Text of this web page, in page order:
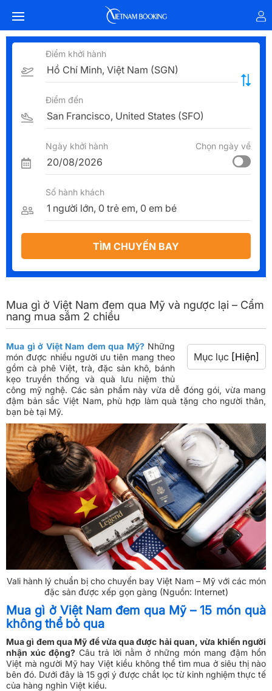
Điểm khởi hành
Điểm đến
Ngày khởi hành Chọn ngày về
Số hành khách
TÌM CHUYẾN BAY
Mua gì ở Việt Nam đem qua Mỹ và ngược lại – Cẩm
nang mua sắm 2 chiều
Mục lục [Hiện]
Mua gì ở Việt Nam đem qua Mỹ?Những
món được nhiều người ưu tiên mang theo
gồm cà phê Việt, trà, đặc sản khô, bánh
kẹo truyền thống và quà lưu niệm thủ
công mỹ nghệ. Các sản phẩm này vừa dễ đóng gói, vừa mang
đậm bản sắc Việt Nam, phù hợp làm quà tặng cho người thân,
bạn bè tại Mỹ.
Vali hành lý chuẩn bị cho chuyến bay Việt Nam – Mỹ với các món
đặc sản được xếp gọn gàng (Nguồn: Internet)
Mua gì ở Việt Nam đem qua Mỹ – 15 món quà
không thể bỏ qua
Mua gì đem qua Mỹ để vừa qua được hải quan, vừa khiến người
nhận xúc động? Câu trả lời nằm ở những món mang đậm hồn
Việt mà người Mỹ hay Việt kiều không thể tìm mua ở siêu thị nào
bên đó. Dưới đây là 15 gợi ý được chắt lọc từ kinh nghiệm thực tế
của hàng nghìn Việt kiều.